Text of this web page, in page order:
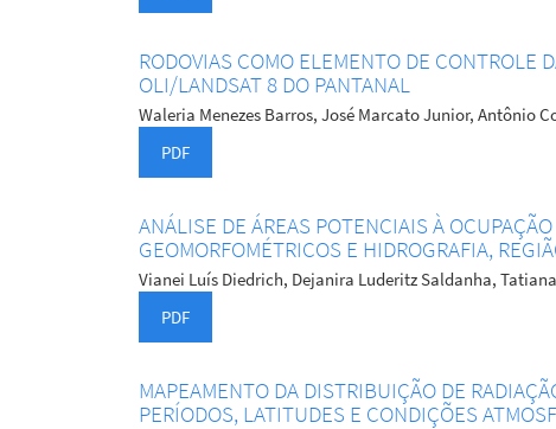
RODOVIAS COMO ELEMENTO DE CONTROLE
OLI/LANDSAT 8 DO PANTANAL
Waleria Menezes Barros, José Marcato Junior, Antônio
PDF
ANÁLISE DE ÁREAS POTENCIAIS À
GEOMORFOMÉTRICOS E HIDROGRAFIA,
Vianei Luís Diedrich, Dejanira Luderitz Saldanha,
PDF
MAPEAMENTO DA DISTRIBUIÇÃO DE
PERÍODOS, LATITUDES E CONDIÇÕES